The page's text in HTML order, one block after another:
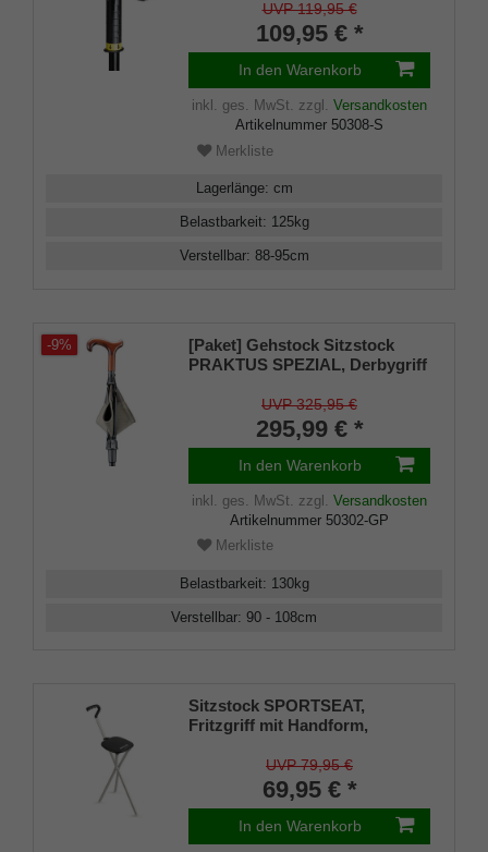
Klappsitz/griff,inklusiv
Gummipuffer
UVP 119,95 €
109,95 € *
In den Warenkorb
inkl. ges. MwSt. zzgl. Versandkosten
Artikelnummer 50308-S
Merkliste
Lagerlänge: cm
Belastbarkeit: 125kg
Verstellbar: 88-95cm
-9%
[Paket] Gehstock Sitzstock
PRAKTUS SPEZIAL, Derbygriff
Sitzfläche mit
Stahlstreben,echtes
Rindsleder, Wechselspitze
Innen und Außen
UVP 325,95 €
295,99 € *
In den Warenkorb
inkl. ges. MwSt. zzgl. Versandkosten
Artikelnummer 50302-GP
Merkliste
Belastbarkeit: 130kg
Verstellbar: 90 - 108cm
Sitzstock SPORTSEAT,
Fritzgriff mit Handform,
Sitzhöhe 54 cm, Gehhöhe 87
cm, inkl. Gummipuffer
UVP 79,95 €
69,95 € *
In den Warenkorb